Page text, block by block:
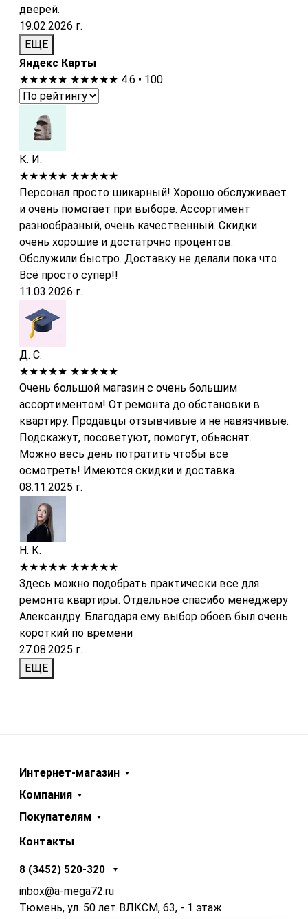
дверей.
19.02.2026 г.
ЕЩЕ
Яндекс Карты
★★★★★ ★★★★★ 4.6 • 100
К. И.
★★★★★ ★★★★★
Персонал просто шикарный! Хорошо обслуживает
и очень помогает при выборе. Ассортимент
разнообразный, очень качественный. Скидки
очень хорошие и достатрчно процентов.
Обслужили быстро. Доставку не делали пока что.
Всё просто супер!!
11.03.2026 г.
Д. С.
★★★★★ ★★★★★
Очень большой магазин с очень большим
ассортиментом! От ремонта до обстановки в
квартиру. Продавцы отзывчивые и не навязчивые.
Подскажут, посоветуют, помогут, обьяснят.
Можно весь день потратить чтобы все
осмотреть! Имеются скидки и доставка.
08.11.2025 г.
Н. К.
★★★★★ ★★★★★
Здесь можно подобрать практически все для
ремонта квартиры. Отдельное спасибо менеджеру
Александру. Благодаря ему выбор обоев был очень
короткий по времени
27.08.2025 г.
ЕЩЕ
Интернет-магазин
Компания
Покупателям
Контакты
8 (3452) 520-320
inbox@a-mega72.ru
Тюмень, ул. 50 лет ВЛКСМ, 63, - 1 этаж